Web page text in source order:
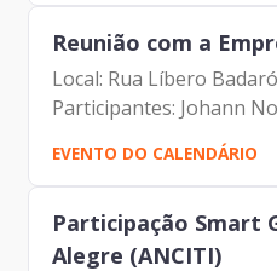
Henrique Victorino
Reunião com a
Local: Rua Líbero
Participantes: Johann
EVENTO DO CALENDÁRIO
Participação Smart
Alegre (ANCITI)